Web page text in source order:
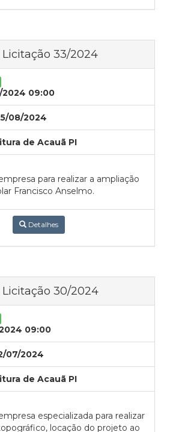
33/2024
09:00
08/2024
de Acauã PI
para realizar a ampliação
Francisco Anselmo.
Detalhes
30/2024
09:00
07/2024
de Acauã PI
especializada para realizar
locação do projeto ao